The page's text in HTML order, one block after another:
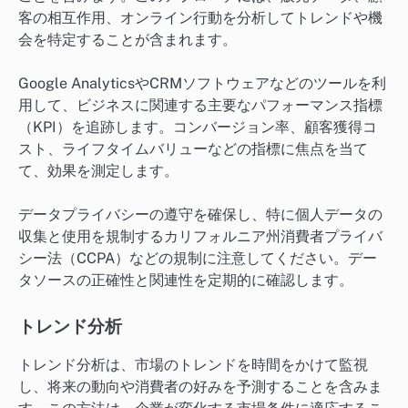
客の相互作用、オンライン行動を分析してトレンドや機
会を特定することが含まれます。
Google AnalyticsやCRMソフトウェアなどのツールを利
用して、ビジネスに関連する主要なパフォーマンス指標
（KPI）を追跡します。コンバージョン率、顧客獲得コ
スト、ライフタイムバリューなどの指標に焦点を当て
て、効果を測定します。
データプライバシーの遵守を確保し、特に個人データの
収集と使用を規制するカリフォルニア州消費者プライバ
シー法（CCPA）などの規制に注意してください。デー
タソースの正確性と関連性を定期的に確認します。
トレンド分析
トレンド分析は、市場のトレンドを時間をかけて監視
し、将来の動向や消費者の好みを予測することを含みま